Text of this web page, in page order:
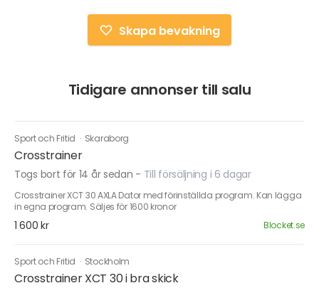
Skapa bevakning
Tidigare annonser till salu
Sport och Fritid · Skaraborg
Crosstrainer
Togs bort för 14 år sedan - Till försäljning i 6 dagar
Crosstrainer XCT 30 AXLA Dator med förinställda program. Kan lägga
in egna program. Säljes för 1600 kronor
1 600 kr Blocket.se
Sport och Fritid · Stockholm
Crosstrainer XCT 30 i bra skick